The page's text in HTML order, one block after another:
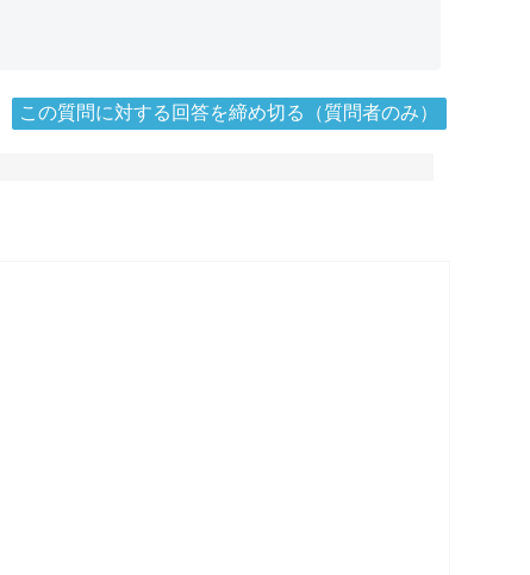
この質問に対する回答を締め切る（質問者のみ）